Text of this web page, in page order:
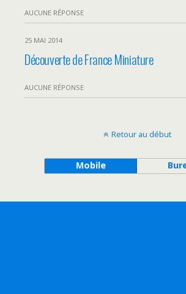
AUCUNE RÉPONSE
25 MAI 2014
Découverte de France Miniature
AUCUNE RÉPONSE
Retour au début
Mobile